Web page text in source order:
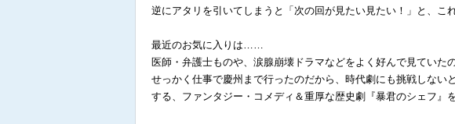
逆にアタリを引いてしまうと「次の回が見たい見たい！」と、こ
最近のお気に入りは……
医師・弁護士ものや、涙腺崩壊ドラマなどをよく好んで見ていた
せっかく仕事で慶州まで行ったのだから、時代劇にも挑戦しな
する、ファンタジー・コメディ＆重厚な歴史劇『暴君のシェフ』